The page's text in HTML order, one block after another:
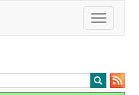
Toggle
navigation